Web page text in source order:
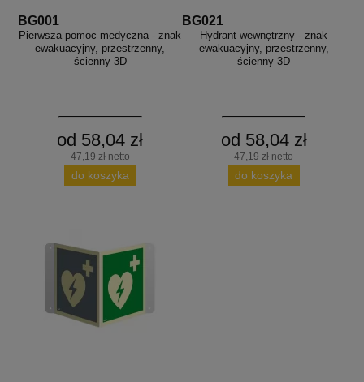
BG001
Pierwsza pomoc medyczna - znak
ewakuacyjny, przestrzenny,
ścienny 3D
od 58,04 zł
47,19 zł netto
do koszyka
BG021
Hydrant wewnętrzny - znak
ewakuacyjny, przestrzenny,
ścienny 3D
od 58,04 zł
47,19 zł netto
do koszyka